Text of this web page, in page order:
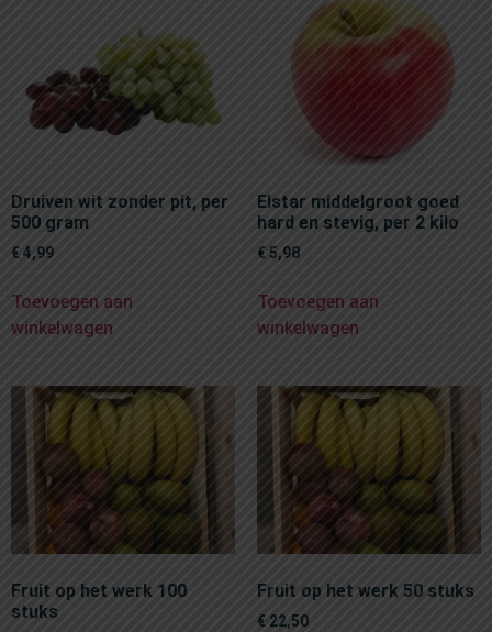
Druiven wit zonder pit, per
500 gram
€ 4,99
Toevoegen aan
winkelwagen
Elstar middelgroot goed
hard en stevig, per 2 kilo
€5,98
Toevoegen aan
winkelwagen
Fruit op het werk 100
stuks
Fruit op het werk 50 stuks
€ 22,50